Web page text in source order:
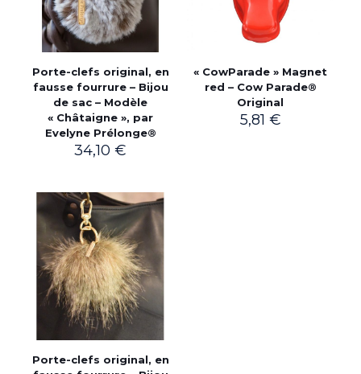
Porte-clefs original, en
fausse fourrure – Bijou
de sac – Modèle
« Châtaigne », par
Evelyne Prélonge®
34,10€
« CowParade » Magnet
red – Cow Parade®
Original
5,81 €
Porte-clefs original, en